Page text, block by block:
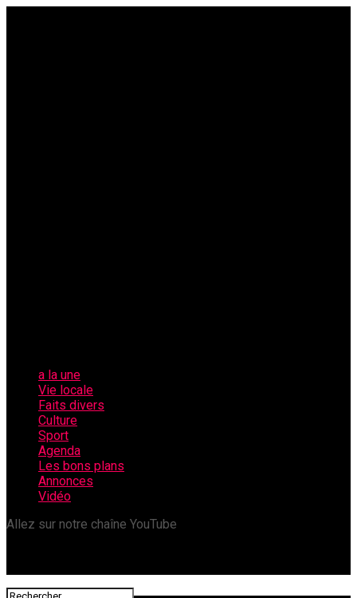
a la une
Vie locale
Faits divers
Culture
Sport
Agenda
Les bons plans
Annonces
Vidéo
Allez sur notre chaîne YouTube